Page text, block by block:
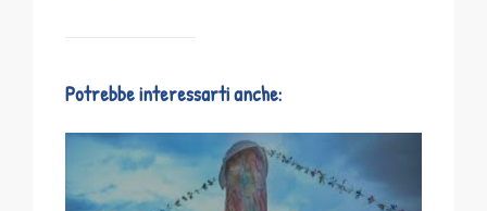
Potrebbe interessarti anche: